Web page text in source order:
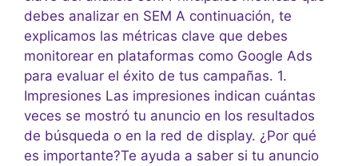
debes analizar en SEM A continuación, te
explicamos las métricas clave que debes
monitorear en plataformas como Google Ads
para evaluar el éxito de tus campañas. 1.
Impresiones Las impresiones indican cuántas
veces se mostró tu anuncio en los resultados
de búsqueda o en la red de display. ¿Por qué
es importante?Te ayuda a saber si tu anuncio